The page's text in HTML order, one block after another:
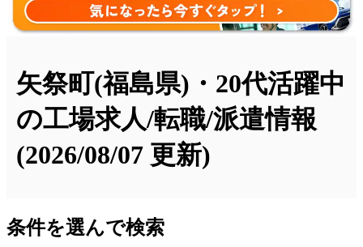
矢祭町(福島県)・20代活躍中
の工場求人/転職/派遣情報
(2026/08/07 更新)
条件を選んで検索